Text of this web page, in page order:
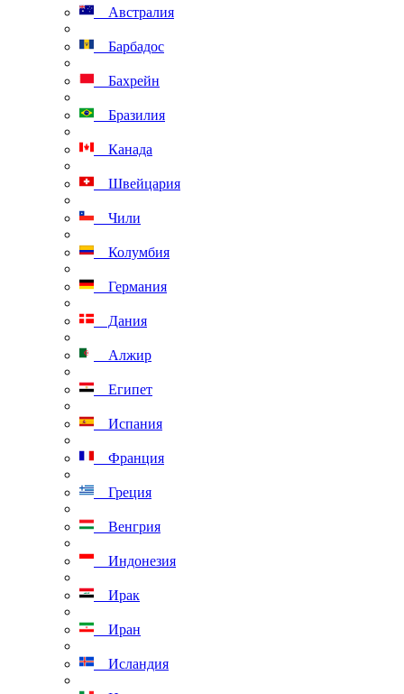
Австралия
Барбадос
Бахрейн
Бразилия
Канада
Швейцария
Чили
Колумбия
Германия
Дания
Алжир
Египет
Испания
Франция
Греция
Венгрия
Индонезия
Ирак
Иран
Исландия